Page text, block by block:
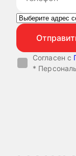
Согласен с
*